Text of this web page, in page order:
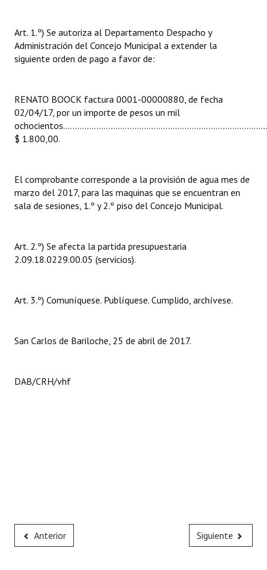
Audiencias Públicas - Registro
Periodistas Decanos - Registro
Ciudadano Ilustre - Registro
Banca del Vecino - Registro
Antiguos Pobladores - Registro
Bariloche, Municipio intercultural
Entrega de distinciones
REFORMA DE LA CARTA ORGÁNICA
Art. 1.º) Se autoriza al Departamento Despacho y
Administración del Concejo Municipal a extender la
siguiente orden de pago a favor de:
RENATO BOOCK factura 0001-00000880, de fecha
02/04/17, por un importe de pesos un mil
$ 1.800,00.
El comprobante corresponde a la provisión de agua mes de
marzo del 2017, para las maquinas que se encuentran en
sala de sesiones, 1.º y 2.º piso del Concejo Municipal.
Art. 2.º) Se afecta la partida presupuestaria
2.09.18.0229.00.05 (servicios).
Art. 3.º) Comuníquese. Publíquese. Cumplido, archívese.
San Carlos de Bariloche, 25 de abril de 2017.
DAB/CRH/vhf
Anterior Siguiente